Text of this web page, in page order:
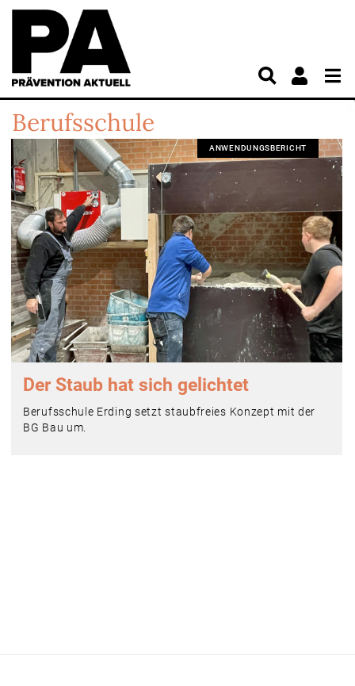
Berufsschule
ANWENDUNGSBERICHT
Der Staub hat sich gelichtet
Berufsschule Erding setzt staubfreies Konzept mit der
BG Bau um.